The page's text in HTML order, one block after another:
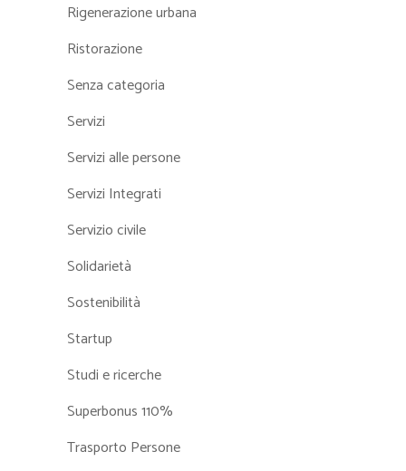
Rigenerazione urbana
Ristorazione
Senza categoria
Servizi
Servizi alle persone
Servizi Integrati
Servizio civile
Solidarietà
Sostenibilità
Startup
Studi e ricerche
Superbonus 110%
Trasporto Persone